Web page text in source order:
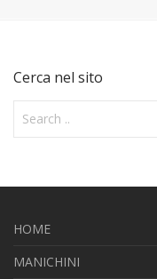
Cerca nel sito
HOME
MANICHINI